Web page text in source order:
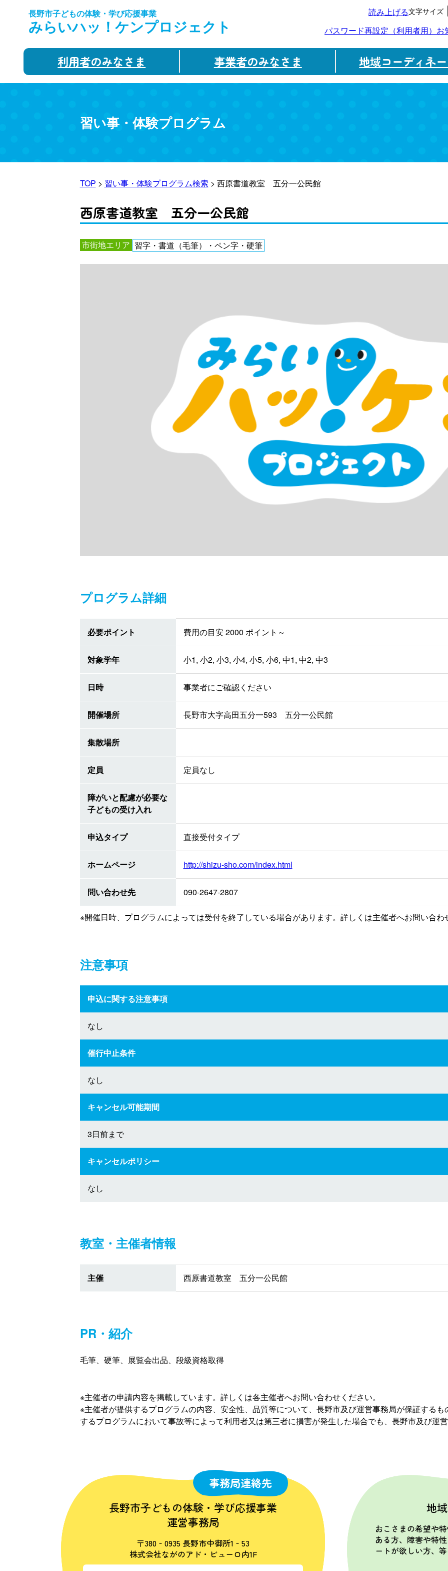
長野市子どもの体験・学び応援事業
みらいハッ！ケンプロジェクト
読み上げる文字サイズ
パスワード再設定（利用者用） お
利用者のみなさま 事業者のみなさま 地域コーディネ
習い事・体験プログラム
TOP > 習い事・体験プログラム検索 > 西原書道教室 五分一公民館
西原書道教室 五分一公民館
市街地エリア 習字・書道（毛筆）・ペン字・硬筆
プログラム詳細
必要ポイント 費用の目安 2000 ポイント～
対象学年 小1, 小2, 小3, 小4, 小5, 小6, 中1, 中2, 中3
日時 事業者にご確認ください
開催場所 長野市大字高田五分一593 五分一公民館
集散場所
定員 定員なし
障がいと配慮が必要な
子どもの受け入れ
申込タイプ 直接受付タイプ
ホームページ http://shizu-sho.com/index.html
問い合わせ先 090-2647-2807
※開催日時、プログラムによっては受付を終了している場合があります。詳しくは主催者へお問い合わ
注意事項
申込に関する注意事項
なし
催行中止条件
なし
キャンセル可能期間
3日前まで
キャンセルポリシー
なし
教室・主催者情報
主催 西原書道教室 五分一公民館
PR・紹介
毛筆、硬筆、展覧会出品、段級資格取得
※主催者の申請内容を掲載しています。詳しくは各主催者へお問い合わせください。
※主催者が提供するプログラムの内容、安全性、品質等について、長野市及び運営事務局が保証する
するプログラムにおいて事故等によって利用者又は第三者に損害が発生した場合でも、長野市及び運
事務局連絡先
長野市子どもの体験・学び応援事業
運営事務局
〒380‐0935 長野市中御所1‐53
株式会社ながのアド・ビューロ内1F
地
おこさまの希望や
ある方、障害や特
ートが欲しい方、